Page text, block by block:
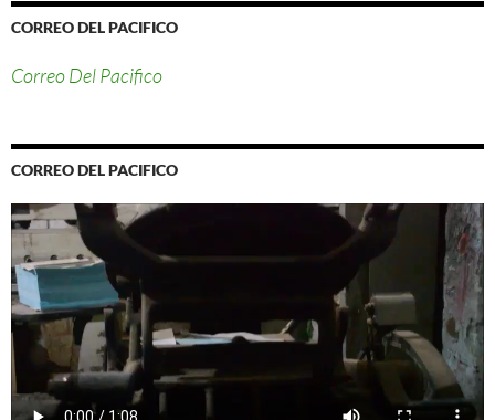
CORREO DEL PACIFICO
Correo Del Pacifico
CORREO DEL PACIFICO